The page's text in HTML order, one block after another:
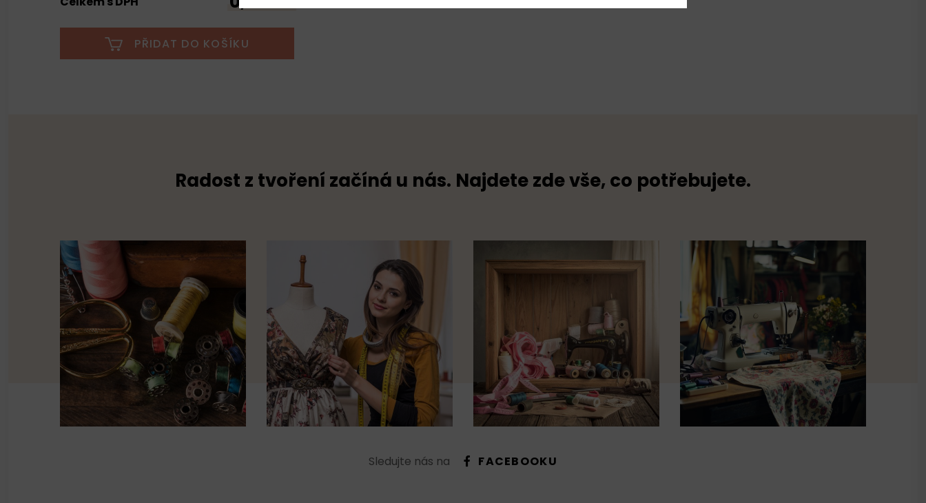
PŘIDAT DO KOŠÍKU
Radost z tvoření začíná u nás. Najdete zde vše, co potřebujete.
Sledujte nás na FACEBOOKU